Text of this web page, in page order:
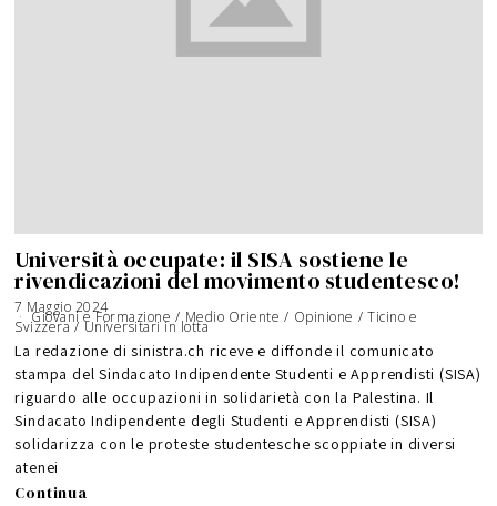
Università occupate: il SISA sostiene le
rivendicazioni del movimento studentesco!
7 Maggio 20248
M
a
g
g
o
2
2
4
Giovani e Formazione / Medio Oriente / Opinione / Ticino e
Svizzera / Universitari in lotta
La redazione di sinistra.ch riceve e diffonde il comunicato
stampa del Sindacato Indipendente Studenti e Apprendisti (SISA)
riguardo alle occupazioni in solidarietà con la Palestina. Il
Sindacato Indipendente degli Studenti e Apprendisti (SISA)
solidarizza con le proteste studentesche scoppiate in diversi
atenei
Continua